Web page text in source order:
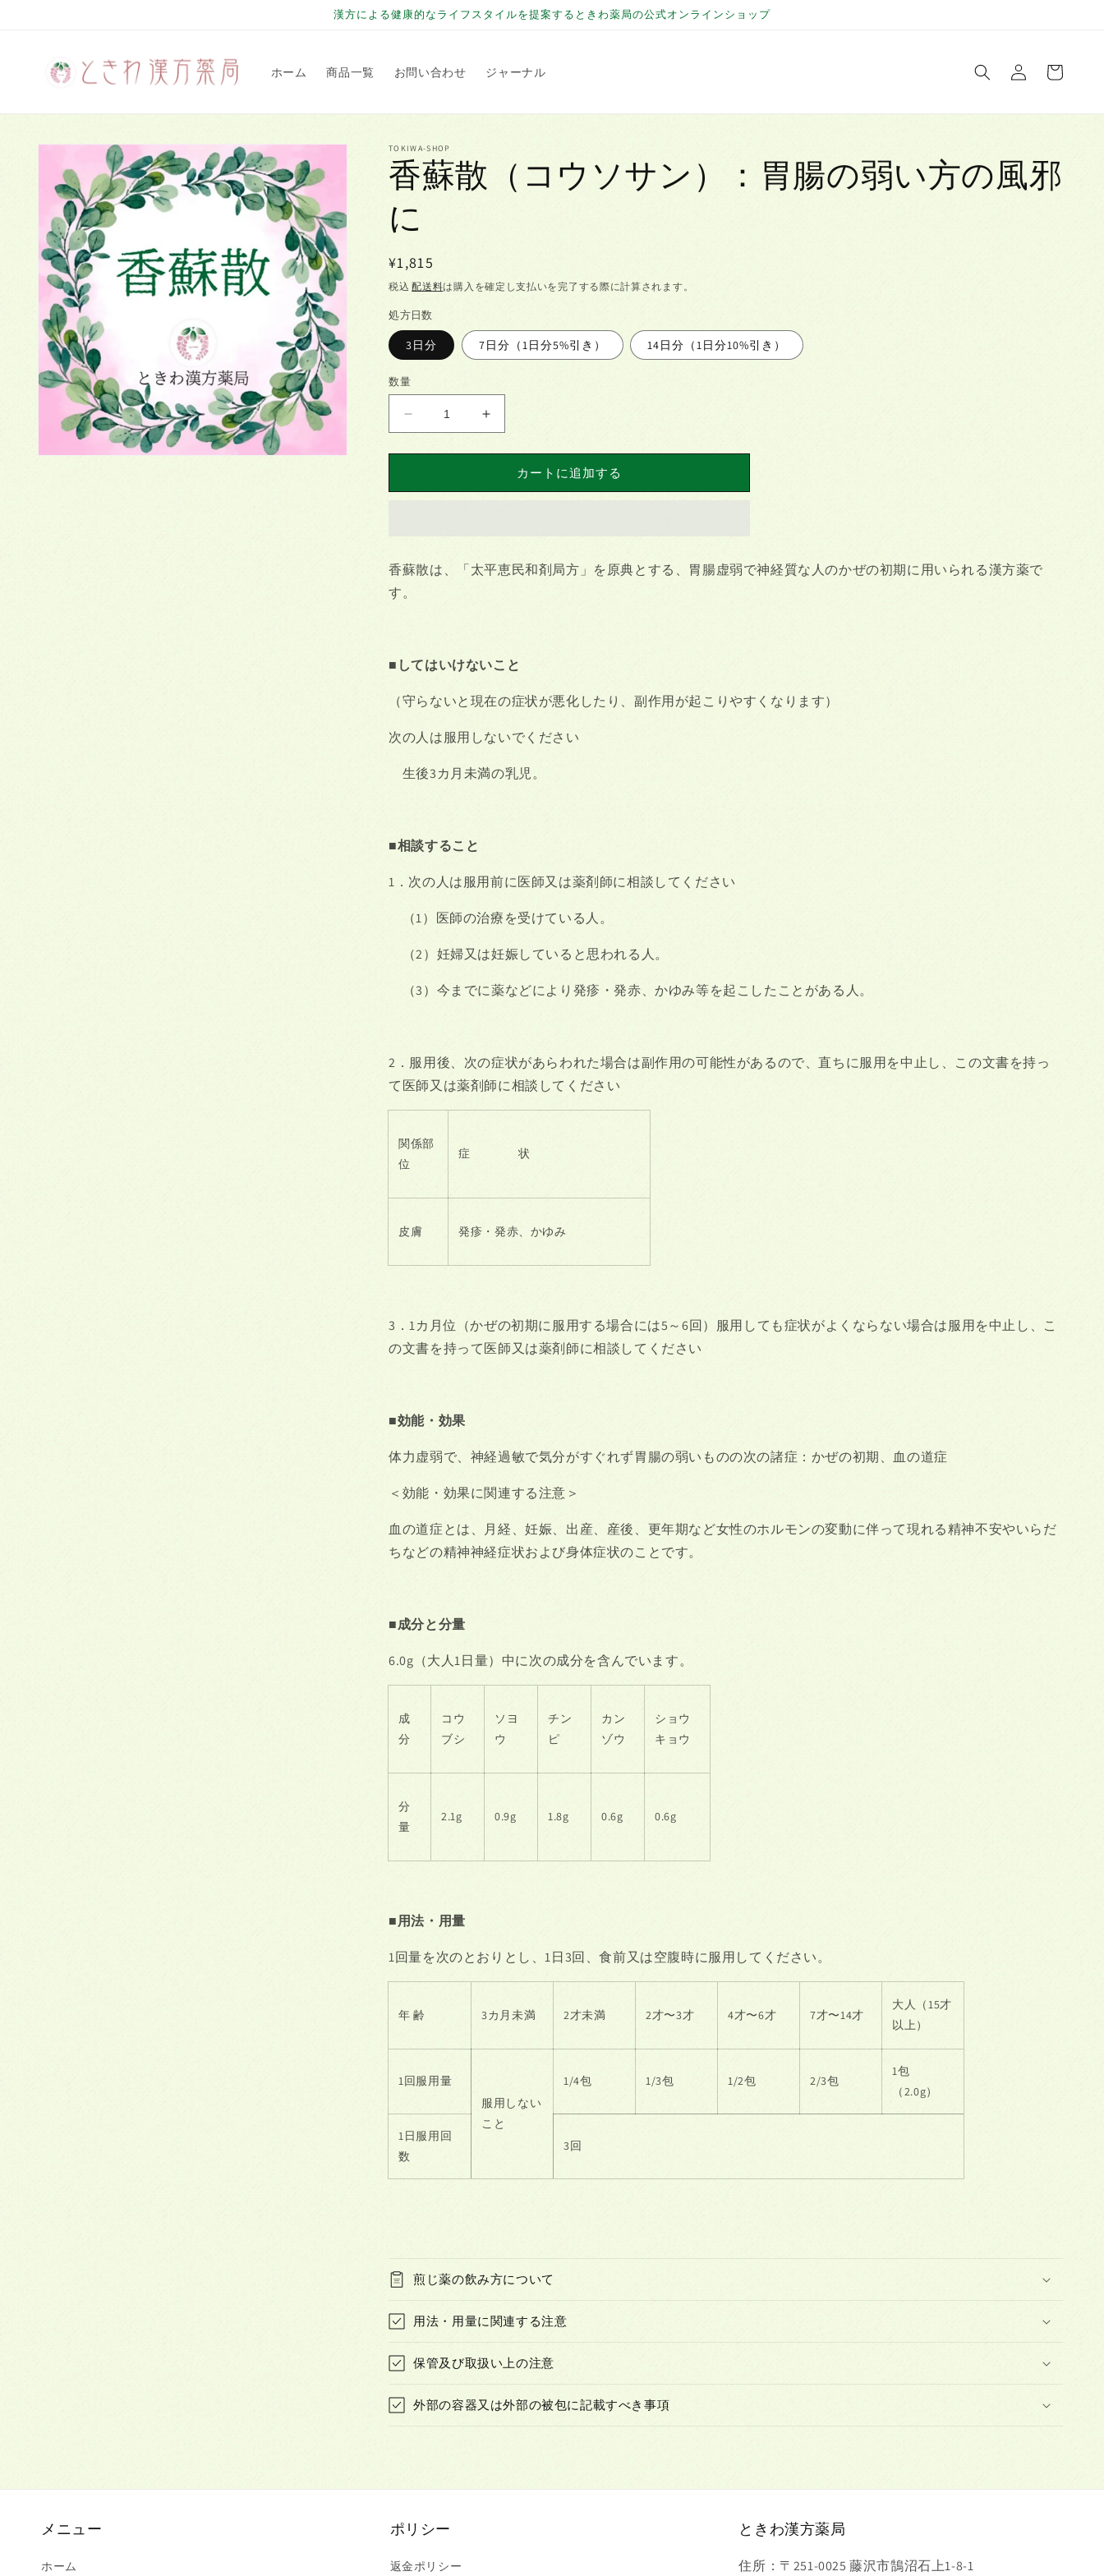
漢方による健康的なライフスタイルを提案するときわ薬局の公式オンラインショップ
ホーム 商品一覧 お問い合わせ ジャーナル
イ
ー
商品情
キップ
TOKIWA-SHOP
香蘇散（コウソサン）：胃腸の弱い方の風邪
に
通
常
価
格
¥1,815
税込配送料は購入を確定し支払いを完了する際に計算されます。
処方日数
3日分 7日分（1日分5%引き） 14日分（1日分10%引き）
数量
ン）：
胃
い
の
邪
の
を
減
ら
香
ン）：
胃
い
の
邪
の
や
カートに追加する
香蘇散は、「太平恵民和剤局方」を原典とする、胃腸虚弱で神経質な人のかぜの初期に用いられる漢方薬で
す。
■してはいけないこと
（守らないと現在の症状が悪化したり、副作用が起こりやすくなります）
次の人は服用しないでください
生後3カ月未満の乳児。
■相談すること
1．次の人は服用前に医師又は薬剤師に相談してください
（1）医師の治療を受けている人。
（2）妊婦又は妊娠していると思われる人。
（3）今までに薬などにより発疹・発赤、かゆみ等を起こしたことがある人。
2．服用後、次の症状があらわれた場合は副作用の可能性があるので、直ちに服用を中止し、この文書を持っ
て医師又は薬剤師に相談してください
関係部
位
症 状
皮膚 発疹・発赤、かゆみ
3．1カ月位（かぜの初期に服用する場合には5～6回）服用しても症状がよくならない場合は服用を中止し、こ
の文書を持って医師又は薬剤師に相談してください
■効能・効果
体力虚弱で、神経過敏で気分がすぐれず胃腸の弱いものの次の諸症：かぜの初期、血の道症
＜効能・効果に関連する注意＞
血の道症とは、月経、妊娠、出産、産後、更年期など女性のホルモンの変動に伴って現れる精神不安やいらだ
ちなどの精神神経症状および身体症状のことです。
■成分と分量
6.0g （大人1日量）中に次の成分を含んでいます。
成
分
コウ
ブシ
ソヨ
ウ
チン
ピ
カン
ゾウ
ショウ
キョウ
分
量
2.1g 0.9g 1.8g 0.6g 0.6g
■用法・用量
1回量を次のとおりとし、1日3回、食前又は空腹時に服用してください。
年 齢 3カ月未満 2才未満 2才〜3才 4才〜6才 7才〜14才
大人（15才
以上）
1回服用量
服用しない
こと
1/4包 1/3包 1/2包 2/3包
1包
（2.0g）
1日服用回
数
3回
煎じ薬の飲み方について
用法・用量に関連する注意
保管及び取扱い上の注意
外部の容器又は外部の被包に記載すべき事項
メニュー
ホーム
ポリシー
返金ポリシー
ときわ漢方薬局
住所：〒251-0025 藤沢市鵠沼石上1-8-1